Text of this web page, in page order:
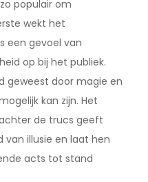
populair om
wekt het
een gevoel van
op bij het publiek.
geweest door magie en
kan zijn. Het
de trucs geeft
van illusie en laat hen
acts tot stand